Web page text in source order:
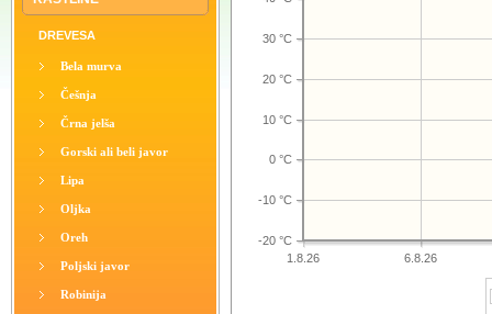
DREVESA
Bela murva
Češnja
Črna jelša
Gorski ali beli javor
Lipa
Oljka
Oreh
Poljski javor
Robinija
1.8.26 6.8.26
-20 °C
-10 °C
0 °C
10 °C
20 °C
30 °C